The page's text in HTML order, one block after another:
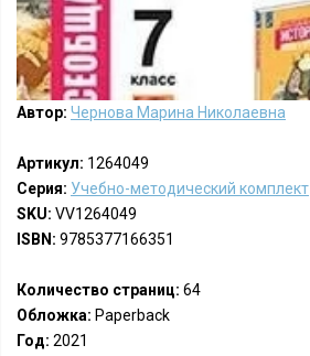
Автор: Чернова Марина Николаевна
Артикул: 1264049
Серия: Учебно-методический комплект
SKU: VV1264049
ISBN: 9785377166351
Количество страниц: 64
Обложка: Paperback
Год: 2021